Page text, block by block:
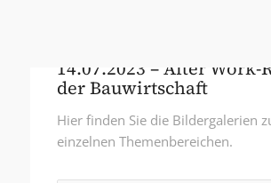
14.07.2023 – After Work-
der Bauwirtschaft
Hier finden Sie die Bildergalerien
einzelnen Themenbereichen.